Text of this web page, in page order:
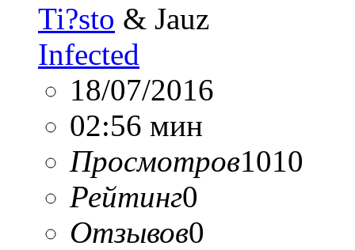
Ti?sto & Jauz
Infected
18/07/2016
02:56 мин
Просмотров1010
Рейтинг0
Отзывов0